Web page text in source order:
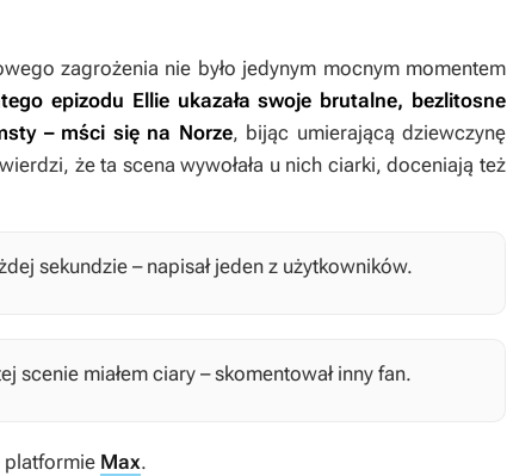
zagrożenia nie było jedynym mocnym momentem
epizodu Ellie ukazała swoje brutalne, bezlitosne
– mści się na Norze, bijąc umierającą dziewczynę
że ta scena wywołała u nich ciarki, doceniają też
sekundzie – napisał jeden z użytkowników.
scenie miałem ciary – skomentował inny fan.
platformie Max.